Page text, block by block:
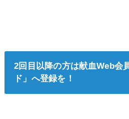
2回目以降の方は献血Web会
ド」へ登録を！